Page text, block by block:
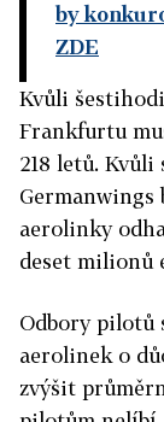
by
ZDE
Kvůli
Frankfurtu
218 letů.
Germanwings
aerolinky
deset milionů
Odbory pilotů
aerolinek o
zvýšit